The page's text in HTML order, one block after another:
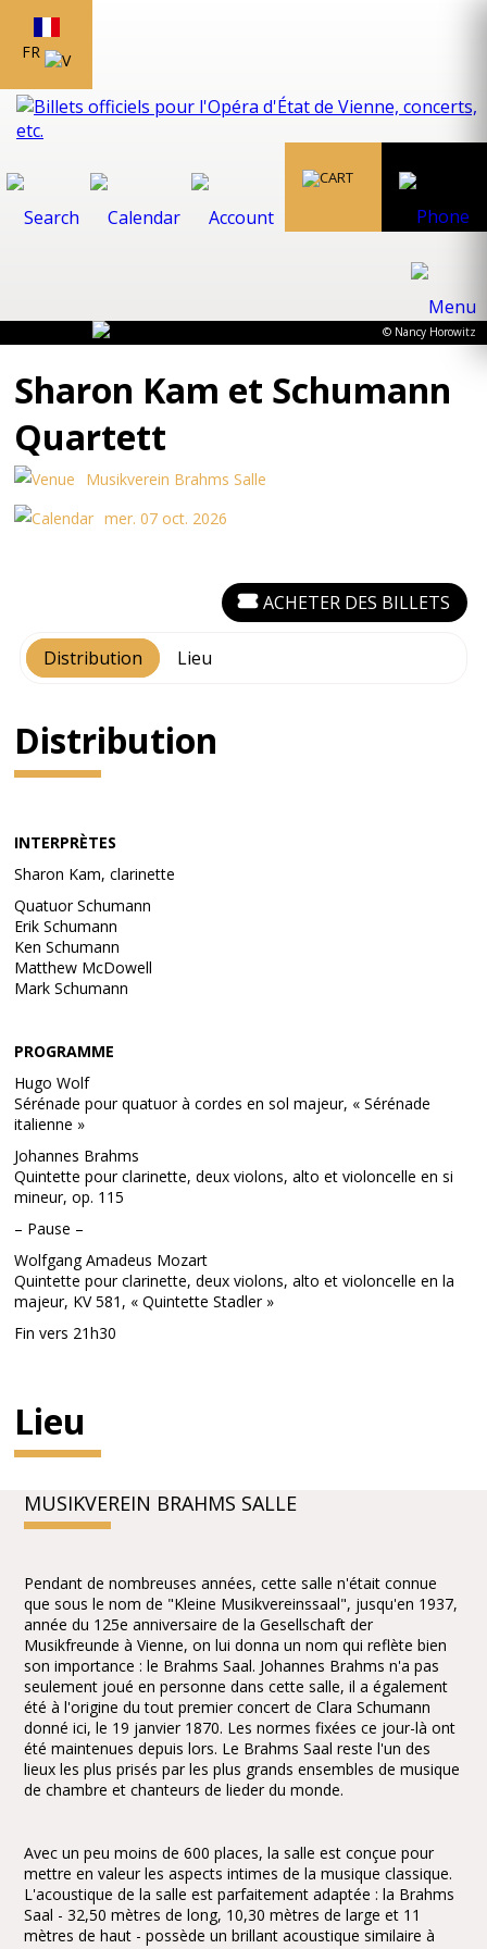
FR
© Nancy Horowitz
Sharon Kam et Schumann
Quartett
Musikverein Brahms Salle
mer. 07 oct. 2026
Distribution Lieu
ACHETER DES BILLETS
Distribution
INTERPRÈTES
Sharon Kam, clarinette
Quatuor Schumann
Erik Schumann
Ken Schumann
Matthew McDowell
Mark Schumann
PROGRAMME
Hugo Wolf
Sérénade pour quatuor à cordes en sol majeur, « Sérénade
italienne »
Johannes Brahms
Quintette pour clarinette, deux violons, alto et violoncelle en si
mineur, op. 115
– Pause –
Wolfgang Amadeus Mozart
Quintette pour clarinette, deux violons, alto et violoncelle en la
majeur, KV 581, « Quintette Stadler »
Fin vers 21h30
Lieu
MUSIKVEREIN BRAHMS SALLE
Pendant de nombreuses années, cette salle n'était connue
que sous le nom de "Kleine Musikvereinssaal", jusqu'en 1937,
année du 125e anniversaire de la Gesellschaft der
Musikfreunde à Vienne, on lui donna un nom qui reflète bien
son importance : le Brahms Saal. Johannes Brahms n'a pas
seulement joué en personne dans cette salle, il a également
été à l'origine du tout premier concert de Clara Schumann
donné ici, le 19 janvier 1870. Les normes fixées ce jour-là ont
été maintenues depuis lors. Le Brahms Saal reste l'un des
lieux les plus prisés par les plus grands ensembles de musique
de chambre et chanteurs de lieder du monde.
Avec un peu moins de 600 places, la salle est conçue pour
mettre en valeur les aspects intimes de la musique classique.
L'acoustique de la salle est parfaitement adaptée : la Brahms
Saal - 32,50 mètres de long, 10,30 mètres de large et 11
mètres de haut - possède un brillant acoustique similaire à